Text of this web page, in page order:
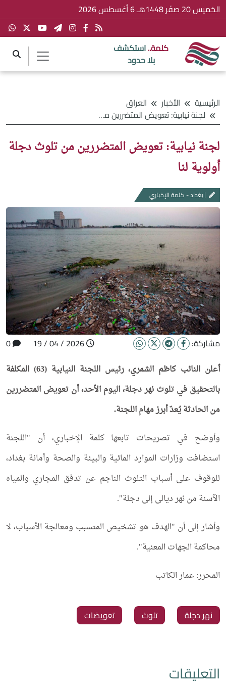
الخميس 20 صفَر 1448هـ 6 أغسطس 2026
كلمة..استكشف
بلا حدود
الرئيسية الأخبار
العراق
لجنة نيابية: تعويض المتضررين من تلوث دجلة أولوية لنا
لجنة نيابية: تعويض المتضررين من تلوث دجلة
أولوية لنا
بغداد - كلمة الإخباري
مشاركة:
أعلن النائب كاظم الشمري، رئيس اللجنة النيابية (63) المكلفة
بالتحقيق في تلوث نهر دجلة، اليوم الأحد، أن تعويض المتضررين
من الحادثة يُعدّ أبرز مهام اللجنة.
وأوضح في تصريحات تابعها كلمة الإخباري، أن "اللجنة
استضافت وزارات الموارد المائية والبيئة والصحة وأمانة بغداد،
للوقوف على أسباب التلوث الناجم عن تدفق المجاري والمياه
الآسنة من نهر ديالى إلى دجلة".
وأشار إلى أن "الهدف هو تشخيص المتسبب ومعالجة الأسباب، لا
محاكمة الجهات المعنية".
المحرر: عمار الكاتب
‏نهر دجلة ‏تلوث ‏تعويضات
التعليقات